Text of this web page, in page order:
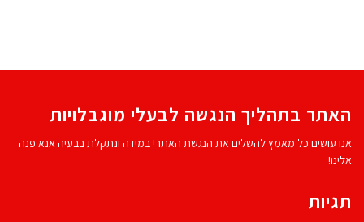
האתר בתהליך הנגשה לבעלי מוגבלויות
אנו עושים כל מאמץ להשלים את הנגשת האתר! במידה ונתקלת בבעיה אנא פנה
אלינו!
תגיות